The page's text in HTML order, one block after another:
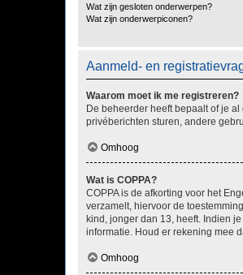
Wat zijn gesloten onderwerpen?
Wat zijn onderwerpiconen?
Aanmeld- en
Waarom moet ik me registreren?
De beheerder heeft bepaalt of je
privéberichten sturen, andere
Omhoog
Wat is COPPA?
COPPA is de afkorting voor het
verzamelt, hiervoor de
kind, jonger dan 13, heeft. Indien
informatie. Houd er rekening mee
Omhoog